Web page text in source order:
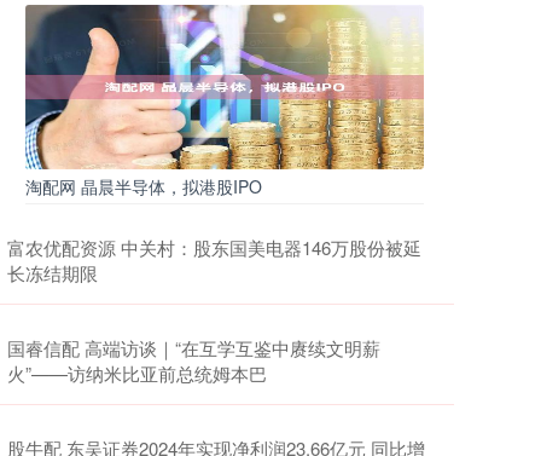
淘配网 晶晨半导体，拟港股IPO
富农优配资源 中关村：股东国美电器146万股份被延
长冻结期限
国睿信配 高端访谈｜“在互学互鉴中赓续文明薪
火”——访纳米比亚前总统姆本巴
股牛配 东吴证券2024年实现净利润23.66亿元 同比增